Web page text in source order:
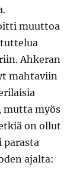
muuttoa
Ahkeran
mahtaviin
mutta myös
on ollut
parasta
ajalta: